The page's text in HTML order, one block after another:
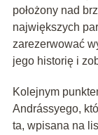
położony nad
największych
zarezerwować
jego historię i
Kolejnym
Andrássyego,
ta, wpisana na